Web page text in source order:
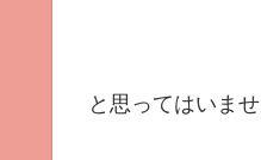
と思ってはいま